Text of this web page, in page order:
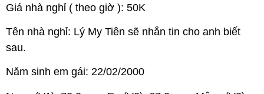
Giá nhà nghỉ ( theo giờ ): 50K
Tên nhà nghỉ: Lý My Tiên sẽ nhắn tin cho anh biết
sau.
Năm sinh em gái: 22/02/2000